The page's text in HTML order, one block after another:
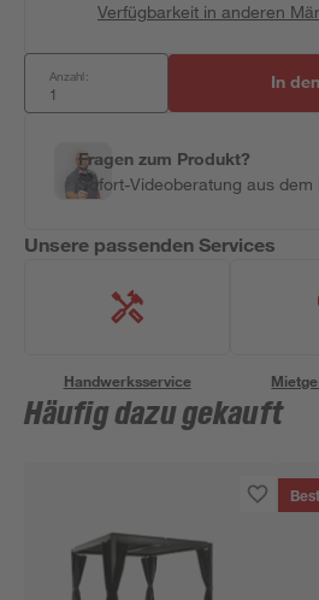
Verfügbarkeit in anderen
Anzahl: In
Fragen zum Produkt?
Sofort-Videoberatung aus
Unsere passenden Services
Handwerksservice
Häufig dazu gekauft